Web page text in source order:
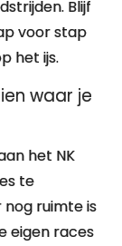
Blijf
voor stap
het ijs.
waar je
het NK
te
ruimte is
eigen races